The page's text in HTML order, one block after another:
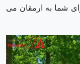
شما به ارمقان می‌